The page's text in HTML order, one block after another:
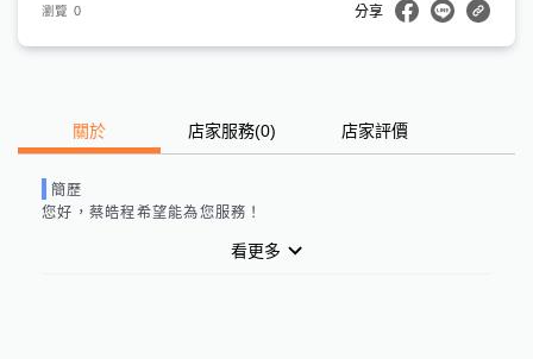
瀏覽 0 分享
關於 店家服務(0) 店家評價
簡歷
您好， 蔡皓程希望能為您服務！
看更多